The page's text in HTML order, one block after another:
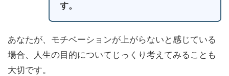
す。
あなたが、モチベーションが上がらないと感じている
場合、人生の目的についてじっくり考えてみることも
大切です。